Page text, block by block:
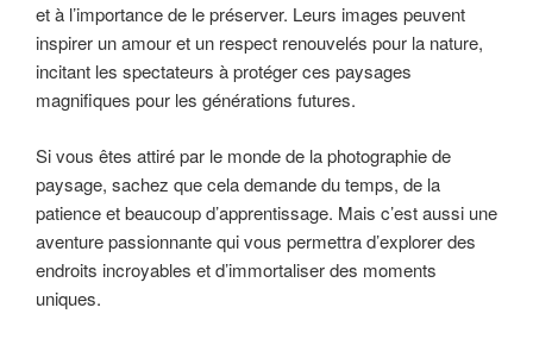
et à l’importance de le préserver. Leurs images peuvent
inspirer un amour et un respect renouvelés pour la nature,
incitant les spectateurs à protéger ces paysages
magnifiques pour les générations futures.
Si vous êtes attiré par le monde de la photographie de
paysage, sachez que cela demande du temps, de la
patience et beaucoup d’apprentissage. Mais c’est aussi une
aventure passionnante qui vous permettra d’explorer des
endroits incroyables et d’immortaliser des moments
uniques.